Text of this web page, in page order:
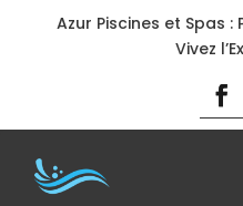
Azur Piscines et Spas
Vivez